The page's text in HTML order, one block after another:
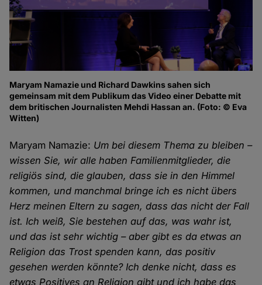
Maryam Namazie und Richard Dawkins sahen sich
gemeinsam mit dem Publikum das Video einer Debatte mit
dem britischen Journalisten Mehdi Hassan an. (Foto: © Eva
Witten)
Maryam Namazie: Um bei diesem Thema zu bleiben –
wissen Sie, wir alle haben Familienmitglieder, die
religiös sind, die glauben, dass sie in den Himmel
kommen, und manchmal bringe ich es nicht übers
Herz meinen Eltern zu sagen, dass das nicht der Fall
ist. Ich weiß, Sie bestehen auf das, was wahr ist,
und das ist sehr wichtig – aber gibt es da etwas an
Religion das Trost spenden kann, das positiv
gesehen werden könnte? Ich denke nicht, dass es
etwas Positives an Religion gibt und ich habe das